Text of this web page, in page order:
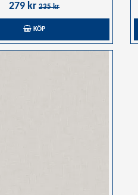
279 kr235 kr
KÖP